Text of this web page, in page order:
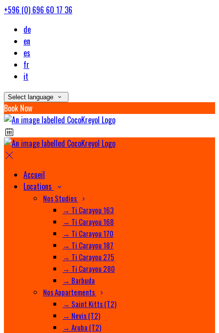
+596 (0) 696 60 17 36
de
en
es
fr
it
Select language
Book Now
Accueil
Locations
Nos Studios
→ Ti Carayou 163
→ Ti Carayou 168
→ Ti Carayou 170
→ Ti Carayou 187
→ Ti Carayou 275
→ Ti Carayou 280
→ Barbuda
Nos Appartements
→ Saint Kitts (T2)
→ Nevis (T2)
→ Aruba (T2)